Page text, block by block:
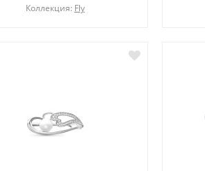
Коллекция: Fly